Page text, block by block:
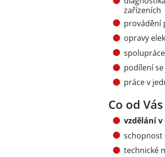
zařízeních
provádění
opravy
podílení
práce v
Co od
vzdělání
schopnost
technické